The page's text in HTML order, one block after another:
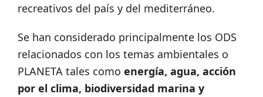
recreativos del país y del mediterráneo.
Se han considerado principalmente los ODS
relacionados con los temas ambientales o
PLANETA tales como energía, agua, acción
por el clima, biodiversidad marina y